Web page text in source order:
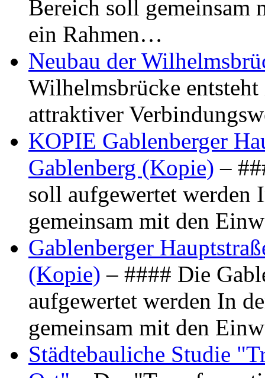
Bereich soll gemeinsam
ein Rahmen…
Neubau der
Wilhelmsbrücke
attraktiver
KOPIE Gablenberger
Gablenberg (Kopie) –
soll aufgewertet werden
gemeinsam mit den
Gablenberger
(Kopie) – #### Die
aufgewertet werden In
gemeinsam mit den
Städtebauliche Studie